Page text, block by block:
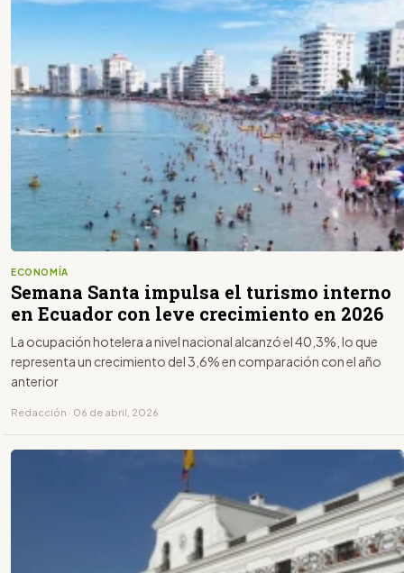
ECONOMÍA
Semana Santa impulsa el turismo interno
en Ecuador con leve crecimiento en 2026
La ocupación hotelera a nivel nacional alcanzó el 40,3%, lo que
representa un crecimiento del 3,6% en comparación con el año
anterior
Redacción · 06 de abril, 2026